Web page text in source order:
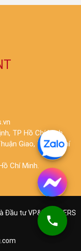
TP Hồ Chí Minh.
Giao, TP Hồ Chí
Chí Minh.
Đầu tư VP&PARTNERS